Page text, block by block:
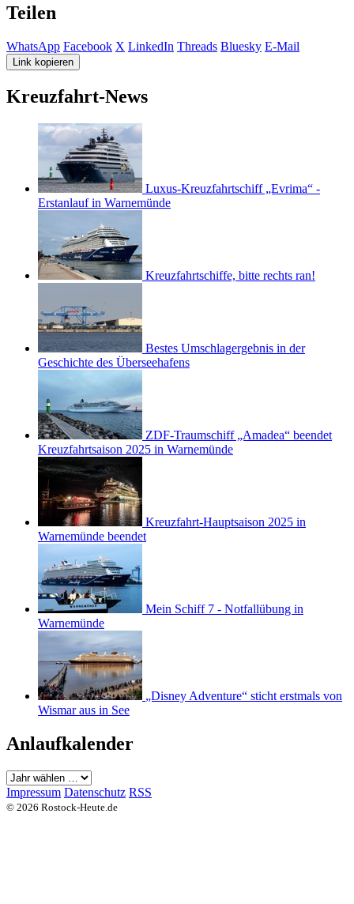
Teilen
WhatsApp Facebook X LinkedIn Threads Bluesky E-Mail
Link kopieren
Kreuzfahrt-News
Luxus-Kreuzfahrtschiff „Evrima“ -
Erstanlauf in Warnemünde
Kreuzfahrtschiffe, bitte rechts ran!
Bestes Umschlagergebnis in der
Geschichte des Überseehafens
ZDF-Traumschiff „Amadea“ beendet
Kreuzfahrtsaison 2025 in Warnemünde
Kreuzfahrt-Hauptsaison 2025 in
Warnemünde beendet
Mein Schiff 7 - Notfallübung in
Warnemünde
„Disney Adventure“ sticht erstmals von
Wismar aus in See
Anlaufkalender
Impressum Datenschutz RSS
© 2026 Rostock-Heute.de